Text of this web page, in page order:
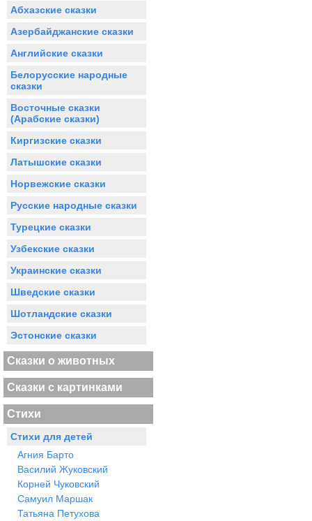
Абхазские сказки
Азербайджанские сказки
Английские сказки
Белорусские народные
сказки
Восточные сказки
(Арабские сказки)
Киргизские сказки
Латышские сказки
Норвежские сказки
Русские народные сказки
Турецкие сказки
Узбекские сказки
Украинские сказки
Шведские сказки
Шотландские сказки
Эстонские сказки
Сказки о животных
Сказки с картинками
Стихи
Стихи для детей
Агния Барто
Василий Жуковский
Корней Чуковский
Самуил Маршак
Татьяна Петухова